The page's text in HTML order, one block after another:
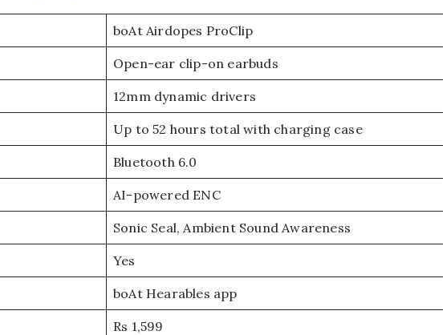
boAt Airdopes ProClip
Open-ear clip-on earbuds
12mm dynamic drivers
Up to 52 hours total with charging case
Bluetooth 6.0
AI-powered ENC
Sonic Seal, Ambient Sound Awareness
Yes
boAt Hearables app
Rs 1,599